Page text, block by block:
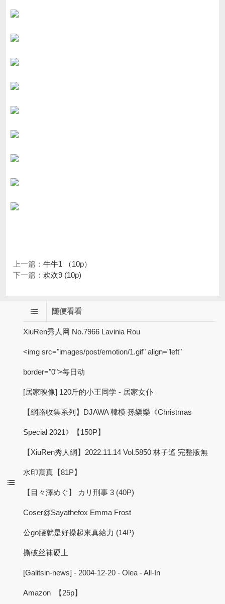
上一篇： 牛牛1 （10p）
下一篇： 欢欢9 (10p)
随便看看
XiuRen秀人网 No.7966 Lavinia Rou
<img src="images/post/emotion/1.gif" align="left"
border="0">每日动
[居家映像] 120斤的小王同学 - 居家女仆
【網路收集系列】DJAWA 韓模 孫樂樂《Christmas
Special 2021》【150P】
【XiuRen秀人網】2022.11.14 Vol.5850 林子遙 完整版無
水印寫真【81P】
【目々澤めぐ】 カリ刑事 3 (40P)
Coser@Sayathefox Emma Frost
公go腰就是好操起來真給力 (14P)
撕破丝袜硬上
[Galitsin-news] - 2004-12-20 - Olea - All-In
Amazon 【25p】